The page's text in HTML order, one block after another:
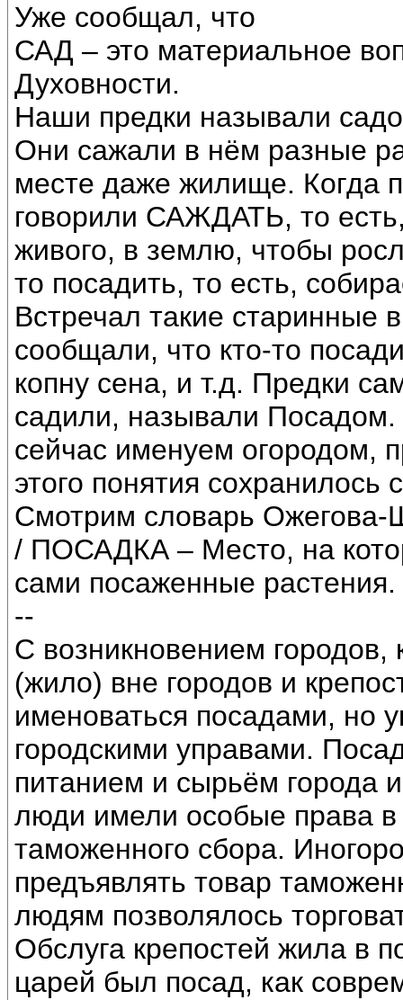
Уже сообщал, что
САД – это материальное
Духовности.
Наши предки называли
Они сажали в нём разные
месте даже жилище. Когда
говорили САЖДАТЬ, то
живого, в землю, чтобы
то посадить, то есть,
Встречал такие старинные
сообщали, что кто-то
копну сена, и т.д. Предки
садили, называли
сейчас именуем огородом,
этого понятия сохранилось
Смотрим словарь Ожегова-
/ ПОСАДКА – Место, на
сами посаженные растения.
--
С возникновением
(жило) вне городов и
именоваться посадами, но
городскими управами.
питанием и сырьём города
люди имели особые права в
таможенного сбора.
предъявлять товар
людям позволялось
Обслуга крепостей жила в
царей был посад, как